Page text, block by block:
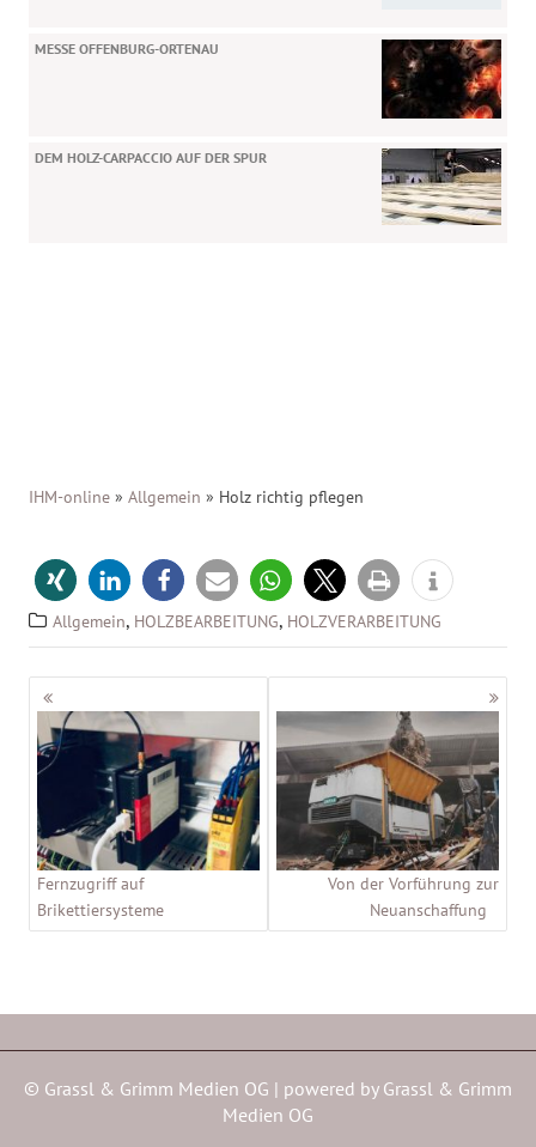
MESSE OFFENBURG-ORTENAU
DEM HOLZ-CARPACCIO AUF DER SPUR
IHM-online »Allgemein » Holz richtig pflegen
Allgemein, HOLZBEARBEITUNG, HOLZVERARBEITUNG
Beitragsnavigation
Fernzugriff auf
Brikettiersysteme
Von der Vorführung zur
Neuanschaffung
© Grassl & Grimm Medien OG | powered by Grassl & Grimm
Medien OG